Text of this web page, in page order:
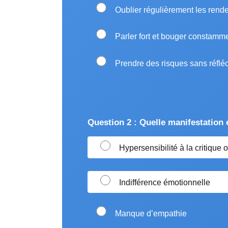
Oublier régulièrement les
Parler fort et bouger
Prendre des risques sans
Question 2 : Quelle manifestation
Hypersensibilité à la critique
Indifférence émotionnelle
Manque d’empathie